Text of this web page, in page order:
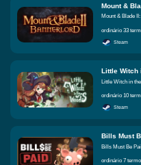
ordinário 33
Steam
ordinário 10
Steam
ordinário 7 termo